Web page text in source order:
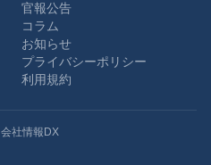
官報公告
コラム
お知らせ
プライバシーポリシー
利用規約
会社情報DX